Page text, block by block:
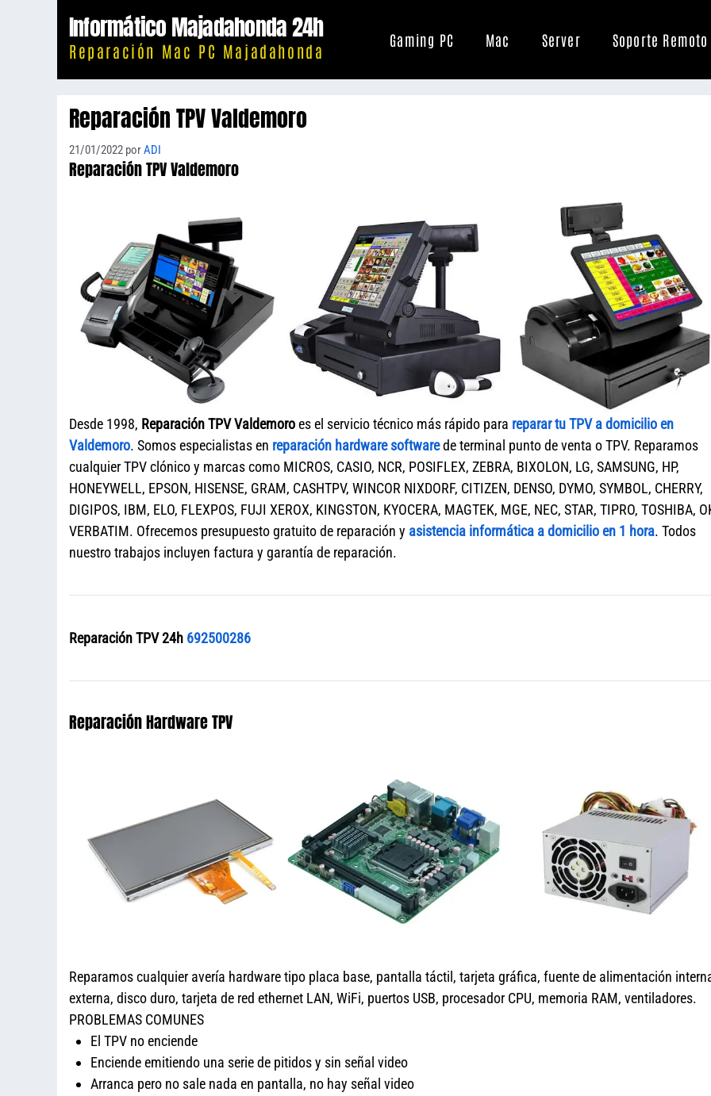
Informático Majadahonda 24h
Reparación Mac PC Majadahonda
Gaming PC Mac Server Soporte Remoto
Reparación TPV Valdemoro
21/01/2022 porADI
Reparación TPV Valdemoro
Desde 1998, Reparación TPV Valdemoroes el servicio técnico más rápido para reparar tu TPV a domicilio en
Valdemoro. Somos especialistas en reparación hardware softwarede terminal punto de venta o TPV. Reparamos
cualquier TPV clónico y marcas como MICROS, CASIO, NCR, POSIFLEX, ZEBRA, BIXOLON, LG, SAMSUNG, HP,
HONEYWELL, EPSON, HISENSE, GRAM, CASHTPV, WINCOR NIXDORF, CITIZEN, DENSO, DYMO, SYMBOL, CHERRY,
DIGIPOS, IBM, ELO, FLEXPOS, FUJI XEROX, KINGSTON, KYOCERA, MAGTEK, MGE, NEC, STAR, TIPRO, TOSHIBA,
VERBATIM. Ofrecemos presupuesto gratuito de reparación y asistencia informática a domicilio en 1 hora. Todos
nuestro trabajos incluyen factura y garantía de reparación.
Reparación TPV 24h 692500286
Reparación Hardware TPV
Reparamos cualquier avería hardware tipo placa base, pantalla táctil, tarjeta gráfica, fuente de alimentación
externa, disco duro, tarjeta de red ethernet LAN, WiFi, puertos USB, procesador CPU, memoria RAM, ventiladores.
PROBLEMAS COMUNES
El TPV no enciende
Enciende emitiendo una serie de pitidos y sin señal video
Arranca pero no sale nada en pantalla, no hay señal video